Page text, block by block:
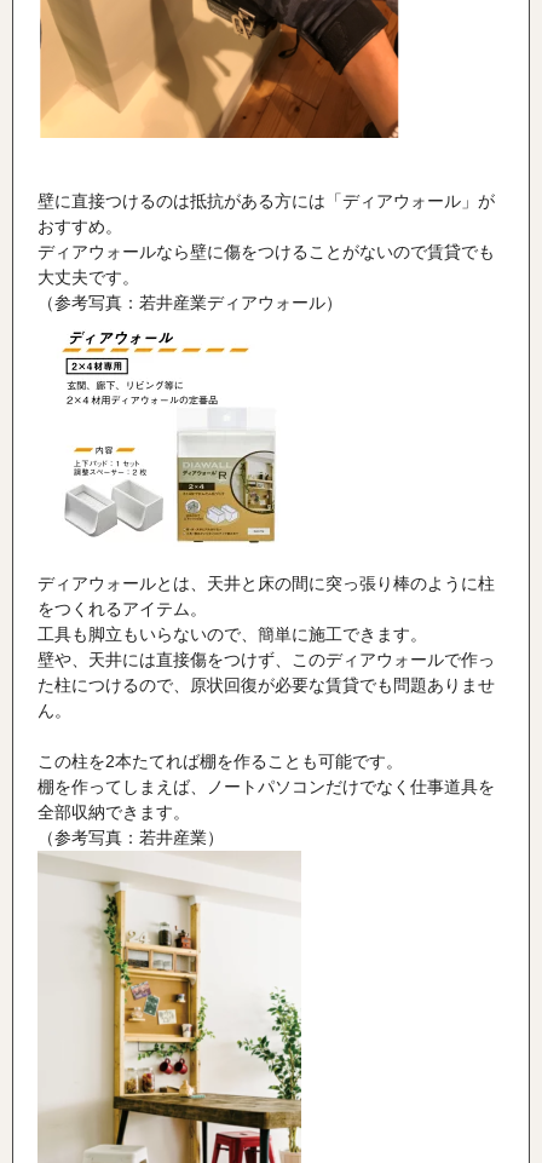
壁に直接つけるのは抵抗がある方には「ディアウォール」が
おすすめ。
ディアウォールなら壁に傷をつけることがないので賃貸でも
大丈夫です。
（参考写真：若井産業ディアウォール）
ディアウォールとは、天井と床の間に突っ張り棒のように柱
をつくれるアイテム。
工具も脚立もいらないので、簡単に施工できます。
壁や、天井には直接傷をつけず、このディアウォールで作っ
た柱につけるので、原状回復が必要な賃貸でも問題ありませ
ん。
この柱を2本たてれば棚を作ることも可能です。
棚を作ってしまえば、ノートパソコンだけでなく仕事道具を
全部収納できます。
（参考写真：若井産業）